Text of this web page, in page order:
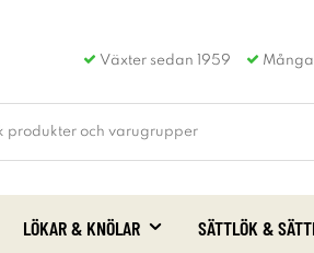
Växter sedan 1959
LÖKAR & KNÖLAR SÄTTLÖK &